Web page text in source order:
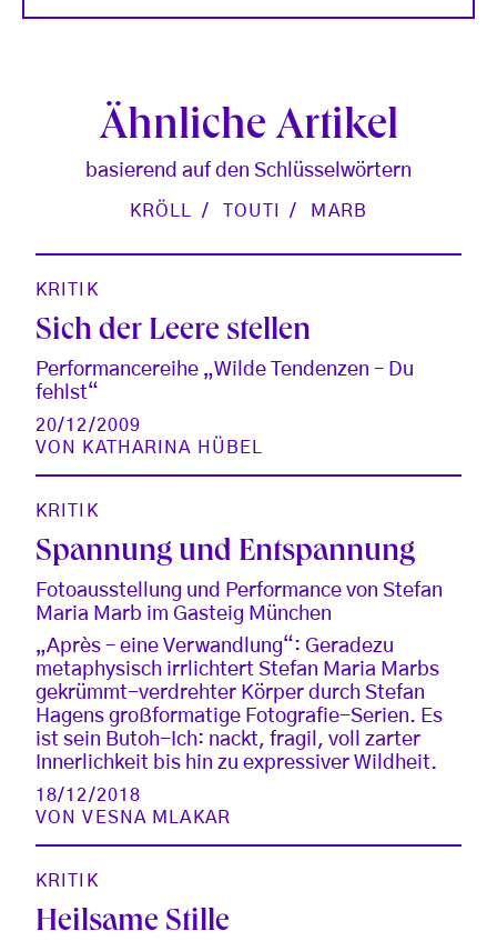
Ähnliche Artikel
basierend auf den Schlüsselwörtern
KRÖLL TOUTI MARB
KRITIK
Sich der Leere stellen
Performancereihe „Wilde Tendenzen – Du
fehlst“
20/12/2009
VON
KATHARINA HÜBEL
KRITIK
Spannung und Entspannung
Fotoausstellung und Performance von Stefan
Maria Marb im Gasteig München
„Après – eine Verwandlung“: Geradezu
metaphysisch irrlichtert Stefan Maria Marbs
gekrümmt-verdrehter Körper durch Stefan
Hagens großformatige Fotografie-Serien. Es
ist sein Butoh-Ich: nackt, fragil, voll zarter
Innerlichkeit bis hin zu expressiver Wildheit.
18/12/2018
VONVESNA MLAKAR
KRITIK
Heilsame Stille